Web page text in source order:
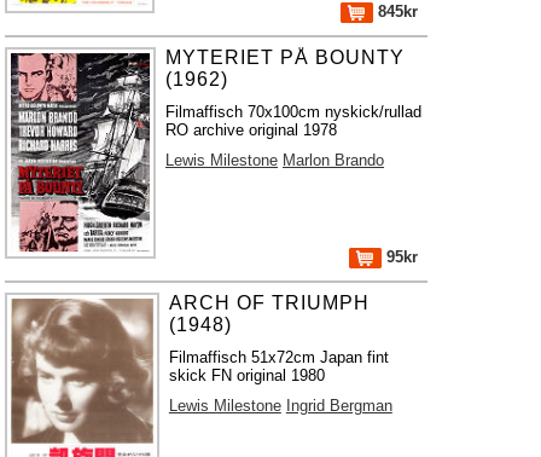
845kr
MYTERIET PÅ BOUNTY
(1962)
Filmaffisch 70x100cm nyskick/rullad
RO archive original 1978
Lewis Milestone Marlon Brando
95kr
ARCH OF TRIUMPH
(1948)
Filmaffisch 51x72cm Japan fint
skick FN original 1980
Lewis Milestone Ingrid Bergman